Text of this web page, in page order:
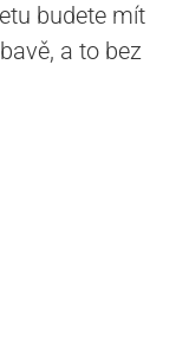
budete mít
a to bez